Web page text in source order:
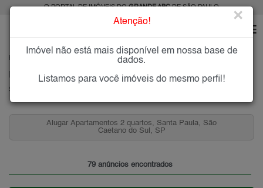
O PORTAL DE IMÓVEIS DOGRANDE ABCDE SÃO PAULO
SÃO CAETANO DO SUL
Imóveis para Alugar na Santa Paula, São Caetano do Sul, SP
Santa Paula - São Caetano do Sul, Grande ABC
Alugar Apartamentos 2 quartos, Santa Paula, São
Caetano do Sul, SP
79 anúncios encontrados
Atenção! ×
Imóvel não está mais disponível em nossa base de
dados.
Listamos para você imóveis do mesmo perfil!